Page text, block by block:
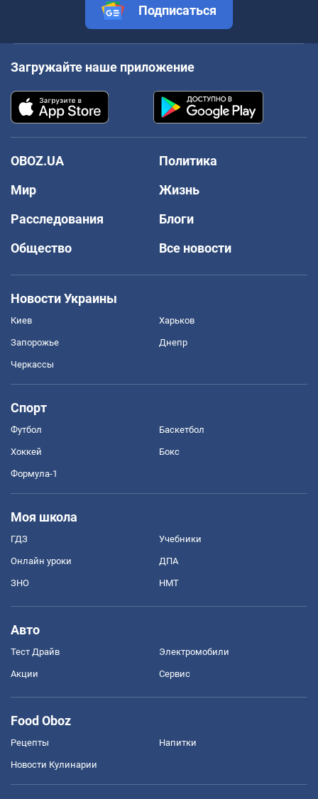
Подписаться
Загружайте наше приложение
OBOZ.UA
Политика
Мир
Жизнь
Расследования
Блоги
Общество
Все новости
Новости Украины
Киев Харьков
Запорожье Днепр
Черкассы
Спорт
Футбол Баскетбол
Хоккей Бокс
Формула-1
Моя школа
ГДЗ Учебники
Онлайн уроки ДПА
ЗНО НМТ
Авто
Тест Драйв Электромобили
Акции Сервис
Food Oboz
Рецепты Напитки
Новости Кулинарии